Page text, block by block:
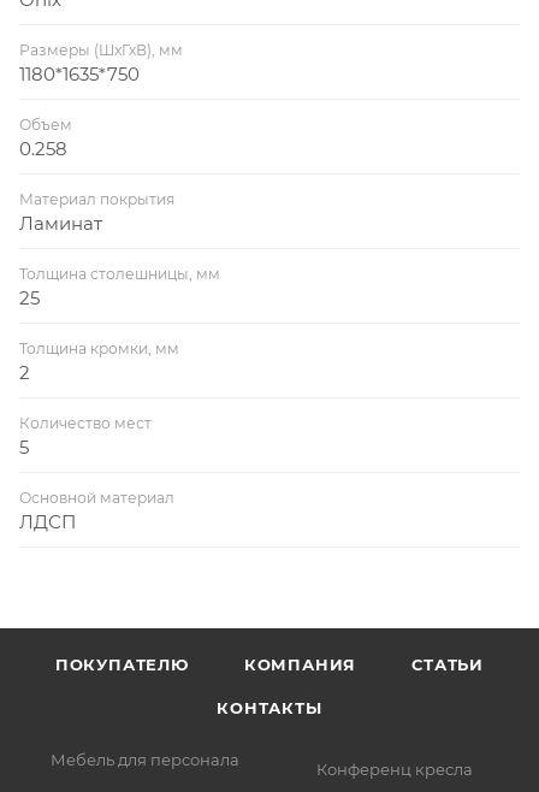
Размеры (ШхГхВ), мм
1180*1635*750
Объем
0.258
Материал покрытия
Ламинат
Толщина столешницы, мм
25
Толщина кромки, мм
2
Количество мест
5
Основной материал
ЛДСП
ПОКУПАТЕЛЮ КОМПАНИЯ СТАТЬИ
КОНТАКТЫ
Мебель для персонала Конференц кресла